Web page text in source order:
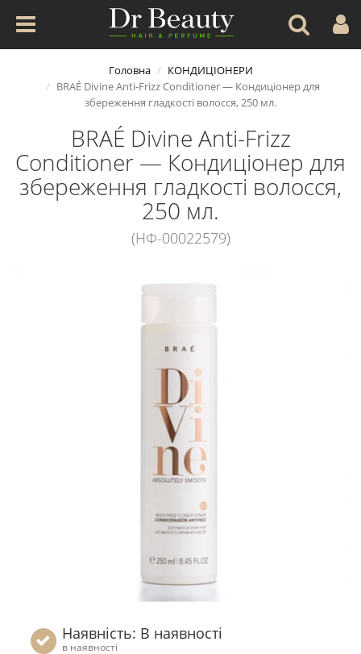
Головна
КОНДИЦІОНЕРИ
BRAÉ Divine Anti-Frizz Conditioner — Кондиціонер для
збереження гладкості волосся, 250 мл.
BRAÉ Divine Anti-Frizz
Conditioner — Кондиціонер для
збереження гладкості волосся,
250 мл.
(НФ-00022579)
Наявність: В наявності
в наявності